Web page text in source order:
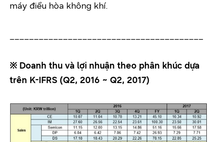
máy điều hòa không khí.
※ Doanh thu và lợi nhuận theo phân khúc dựa
trên K-IFRS (Q2, 2016 ~ Q2, 2017)